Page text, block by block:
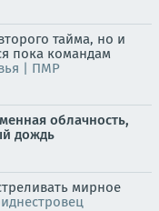
тайма, но и
пока командам
| ПМР
облачность,
дождь
мирное